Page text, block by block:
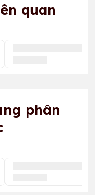
quan
phân